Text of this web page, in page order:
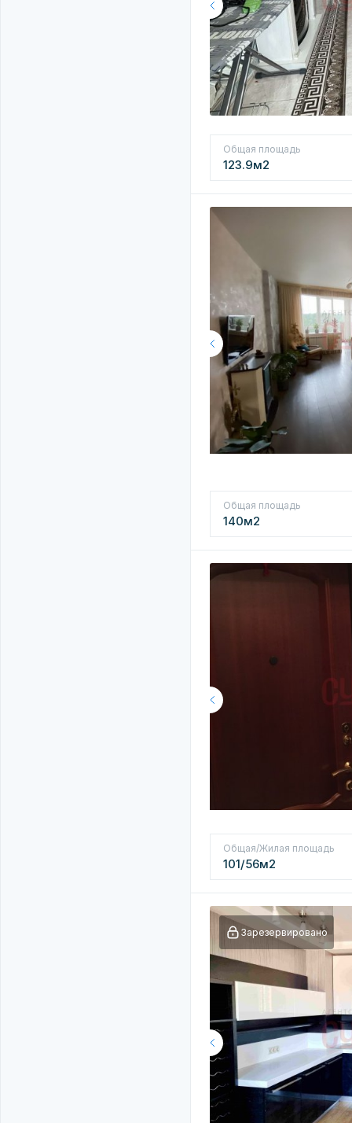
Общая площадь
123.9м2
Общая площадь
140м2
Общая/Жилая площадь
101/56м2
Зарезервировано